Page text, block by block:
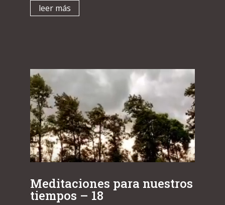
leer más
Meditaciones para nuestros
tiempos – 18